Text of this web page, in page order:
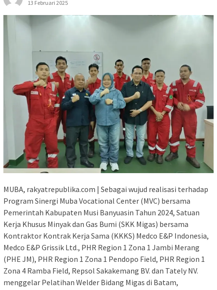
13 Februari 2025
MUBA, rakyatrepublika.com | Sebagai wujud realisasi terhadap
Program Sinergi Muba Vocational Center (MVC) bersama
Pemerintah Kabupaten Musi Banyuasin Tahun 2024, Satuan
Kerja Khusus Minyak dan Gas Bumi (SKK Migas) bersama
Kontraktor Kontrak Kerja Sama (KKKS) Medco E&P Indonesia,
Medco E&P Grissik Ltd., PHR Region 1 Zona 1 Jambi Merang
(PHE JM), PHR Region 1 Zona 1 Pendopo Field, PHR Region 1
Zona 4 Ramba Field, Repsol Sakakemang BV. dan Tately NV.
menggelar Pelatihan Welder Bidang Migas di Batam,